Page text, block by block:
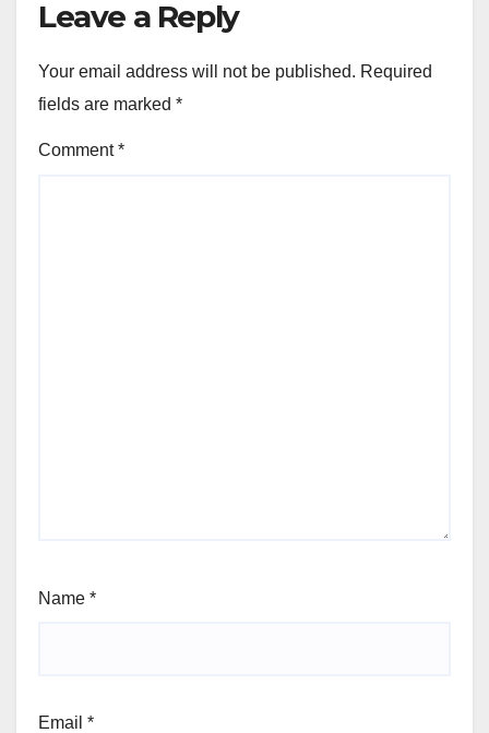
Leave a Reply
Your email address will not be published. Required
fields are marked *
Comment*
Name *
Email *